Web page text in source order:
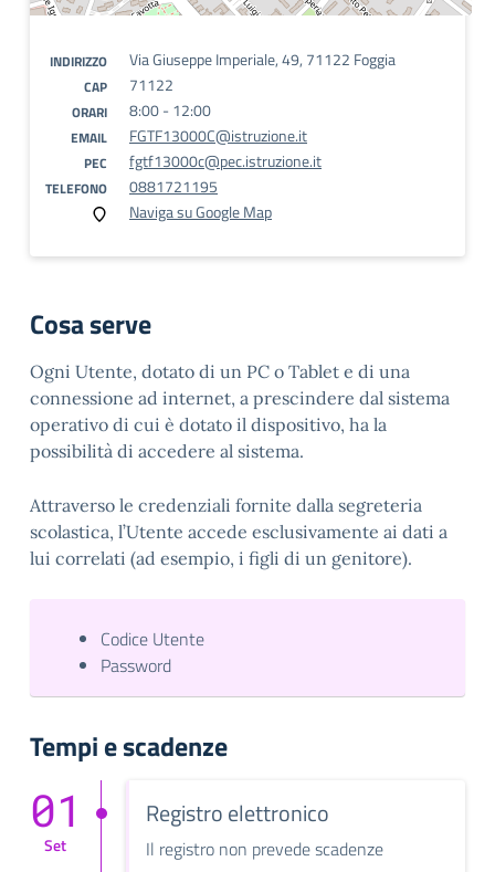
INDIRIZZO Via Giuseppe Imperiale, 49, 71122 Foggia
CAP 71122
ORARI 8:00 - 12:00
EMAIL FGTF13000C@istruzione.it
PEC fgtf13000c@pec.istruzione.it
TELEFONO
0881721195
Naviga su Google Map
Cosa serve
Ogni Utente, dotato di un PC o Tablet e di una
connessione ad internet, a prescindere dal sistema
operativo di cui è dotato il dispositivo, ha la
possibilità di accedere al sistema.
Attraverso le credenziali fornite dalla segreteria
scolastica, l’Utente accede esclusivamente ai dati a
lui correlati (ad esempio, i figli di un genitore).
Codice Utente
Password
Tempi e scadenze
01
Set
Registro elettronico
Il registro non prevede scadenze